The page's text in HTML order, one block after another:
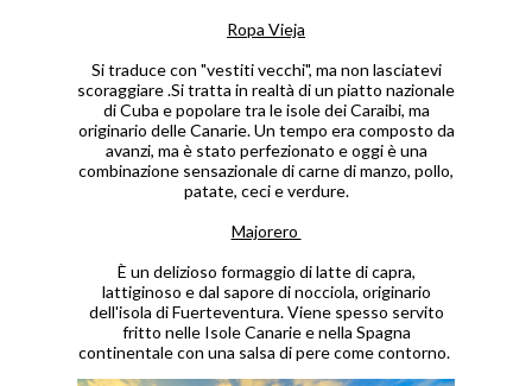
Ropa Vieja
Si traduce con "vestiti vecchi", ma non lasciatevi
scoraggiare .Si tratta in realtà di un piatto nazionale
di Cuba e popolare tra le isole dei Caraibi, ma
originario delle Canarie. Un tempo era composto da
avanzi, ma è stato perfezionato e oggi è una
combinazione sensazionale di carne di manzo, pollo,
patate, ceci e verdure.
Majorero
È un delizioso formaggio di latte di capra,
lattiginoso e dal sapore di nocciola, originario
dell'isola di Fuerteventura. Viene spesso servito
fritto nelle Isole Canarie e nella Spagna
continentale con una salsa di pere come contorno.